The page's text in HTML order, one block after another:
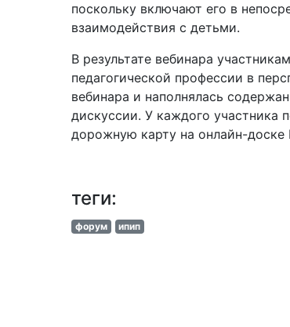
поскольку включают его в
взаимодействия с детьми.
В результате вебинара
педагогической профессии в
вебинара и наполнялась
дискуссии. У каждого участника
дорожную карту на онлайн-доске
теги:
форум ипип